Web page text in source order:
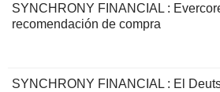
SYNCHRONY FINANCIAL :
recomendación de compra
SYNCHRONY FINANCIAL : El